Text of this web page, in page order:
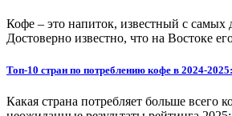
Кофе – это напиток, известный с самых
Достоверно известно, что на Востоке
Топ-10 стран по потреблению кофе в 2024-
Какая страна потребляет больше всего